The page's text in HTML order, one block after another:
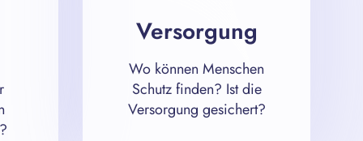
Versorgung
Wo können Menschen
Schutz finden? Ist die
Versorgung gesichert?